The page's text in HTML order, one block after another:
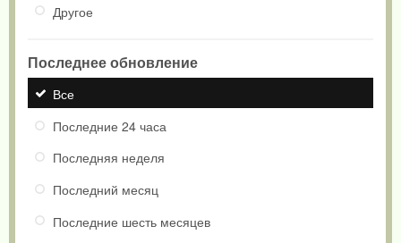
Другое
Последнее обновление
Все
Последние 24 часа
Последняя неделя
Последний месяц
Последние шесть месяцев